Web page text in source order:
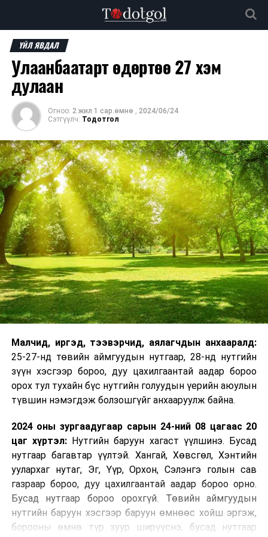
ҮЙЛ ЯВДАЛ
Улаанбаатарт өдөртөө 27 хэм
дулаан
Огноо: 2 жил 1 сар.өмнө , 2024/06/24
Сэтгүүлч: Тодотгол
Малчид, иргэд, тээвэрчид, аялагчдын анхааралд:
25-27-нд төвийн аймгуудын нутгаар, 28-нд нутгийн
зүүн хэсгээр бороо, дуу цахилгаантай аадар бороо
орох тул тухайн бүс нутгийн голуудын үерийн аюулын
түвшин нэмэгдэж болзошгүйг анхааруулж байна.
2024 оны зургаадугаар сарын 24-ний 08 цагаас 20
цаг хүртэл:Нутгийн баруун хагаст үүлшинэ. Бусад
нутгаар багавтар үүлтэй. Хангай, Хөвсгөл, Хэнтийн
уулархаг нутаг, Эг, Үүр, Орхон, Сэлэнгэ голын сав
газраар бороо, дуу цахилгаантай аадар бороо орно.
Бусад нутгаар бороо орохгүй. Төвийн аймгуудын
нутгийн баруун хэсгээр баруун өмнөөс хойш эргэж,
борооны өмнө түр зуур ширүүснэ, бусад нутгаар